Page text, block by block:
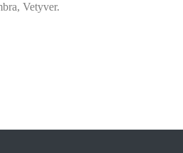
Vetyver.